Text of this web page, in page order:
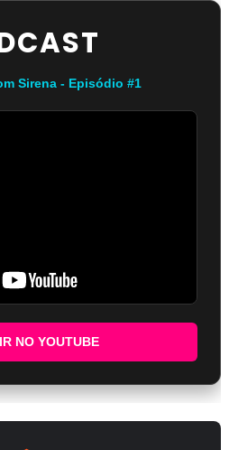
Sirena - Episódio #1
NO YOUTUBE